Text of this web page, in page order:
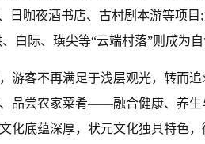
日咖夜酒书店、古村剧本游等项
白际、璜尖等“云端村落”则成为
游客不再满足于浅层观光，转而
品尝农家菜肴——融合健康、养生
化底蕴深厚，状元文化独具特色